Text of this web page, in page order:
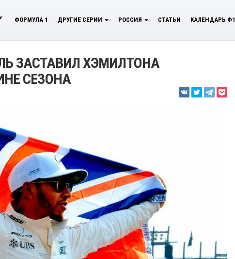
ФОРМУЛА 1 ДРУГИЕ СЕРИИ РОССИЯ СТАТЬИ КАЛЕНДАРЬ Ф1
ЗАСТАВИЛ ХЭМИЛТОНА
СЕЗОНА